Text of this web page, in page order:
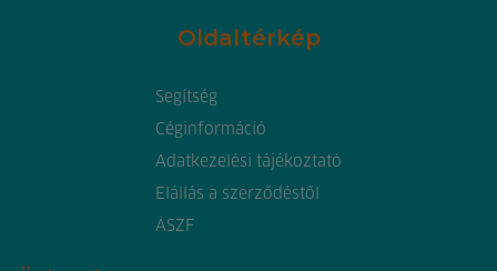
Oldaltérkép
Segítség
Céginformáció
Adatkezelési tájékoztató
Elállás a szerződéstől
ÁSZF